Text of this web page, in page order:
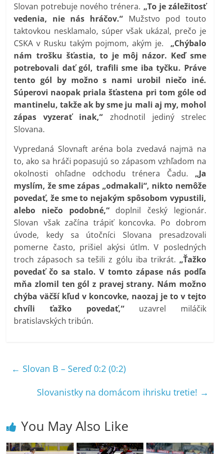
Slovan potrebuje nového trénera. „To je záležitosť
vedenia, nie nás hráčov.“ Mužstvo pod touto
taktovkou nesklamalo, súper však ukázal, prečo je
CSKA v Rusku takým pojmom, akým je. „Chýbalo
nám trošku šťastia, to je môj názor. Keď sme
potrebovali dať gól, trafili sme iba tyčku. Práve
tento gól by možno s nami urobil niečo iné.
Súperovi naopak priala šťastena pri tom góle od
mantinelu, takže ak by sme ju mali aj my, mohol
zápas vyzerať inak,“ zhodnotil jediný strelec
Slovana.
Vypredaná Slovnaft aréna bola zvedavá najmä na
to, ako sa hráči popasujú so zápasom vzhľadom na
okolnosti ohľadne odchodu trénera Čadu. „Ja
myslím, že sme zápas „odmakali“, nikto nemôže
povedať, že sme to nejakým spôsobom vypustili,
alebo niečo podobné,“doplnil český legionár.
Slovan však začína trápiť koncovka. Po dobrom
úvode, kedy sa útočníci Slovana presadzovali
pomerne často, prišiel akýsi útlm. V posledných
troch zápasoch sa tešili z gólu iba trikrát. „Ťažko
povedať čo sa stalo. V tomto zápase nás podľa
mňa zlomil ten gól z pravej strany. Nám možno
chýba väčší kľud v koncovke, naozaj je to v tejto
chvíli ťažko povedať,“ uzavrel miláčik
bratislavských tribún.
← Slovan B – Sereď 0:2 (0:2)
Slovanistky na domácom ihrisku tretie! →
You May Also Like